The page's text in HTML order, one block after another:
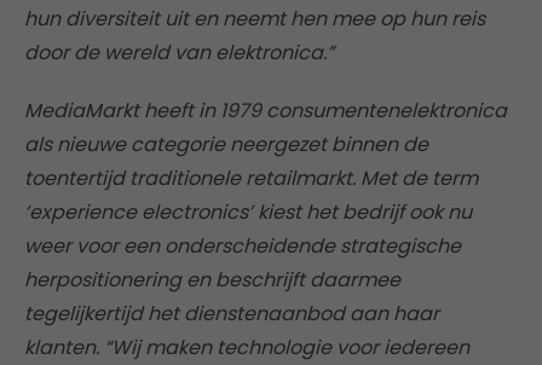
hun diversiteit uit en neemt hen mee op hun reis
door de wereld van elektronica.”
MediaMarkt heeft in 1979 consumentenelektronica
als nieuwe categorie neergezet binnen de
toentertijd traditionele retailmarkt. Met de term
‘experience electronics’ kiest het bedrijf ook nu
weer voor een onderscheidende strategische
herpositionering en beschrijft daarmee
tegelijkertijd het dienstenaanbod aan haar
klanten. “Wij maken technologie voor iedereen